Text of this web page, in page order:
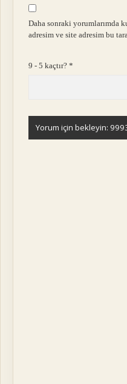
Daha sonraki yorumlarımda
adresim ve site adresim bu
9 - 5 kaçtır?*